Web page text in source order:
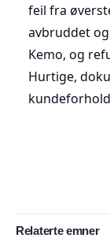
feil fra
avbruddet
Kemo, og
Hurtige,
Relaterte emner